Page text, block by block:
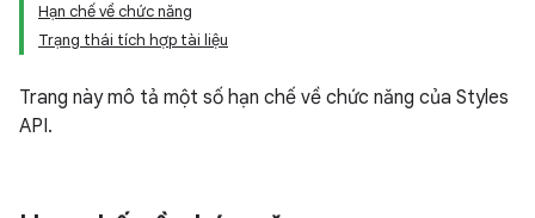
Hạn chế về chức năng
Trạng thái tích hợp tài liệu
Trang này mô tả một số hạn chế về chức năng của Styles
API.